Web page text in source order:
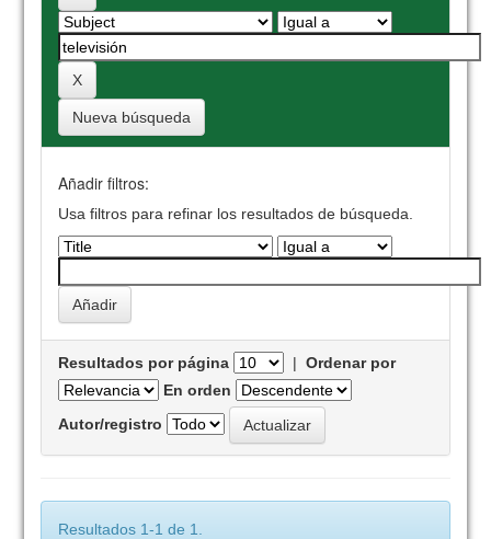
Nueva búsqueda
Añadir filtros:
Usa filtros para refinar los resultados de búsqueda.
Resultados por página |Ordenar por
En orden
Autor/registro
Resultados 1-1 de 1.